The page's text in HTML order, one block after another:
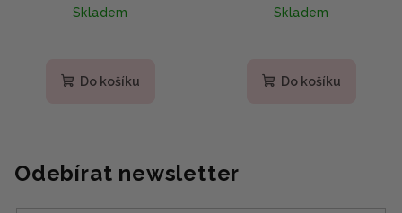
Skladem
Do košíku
Skladem
Do košíku
Odebírat newsletter